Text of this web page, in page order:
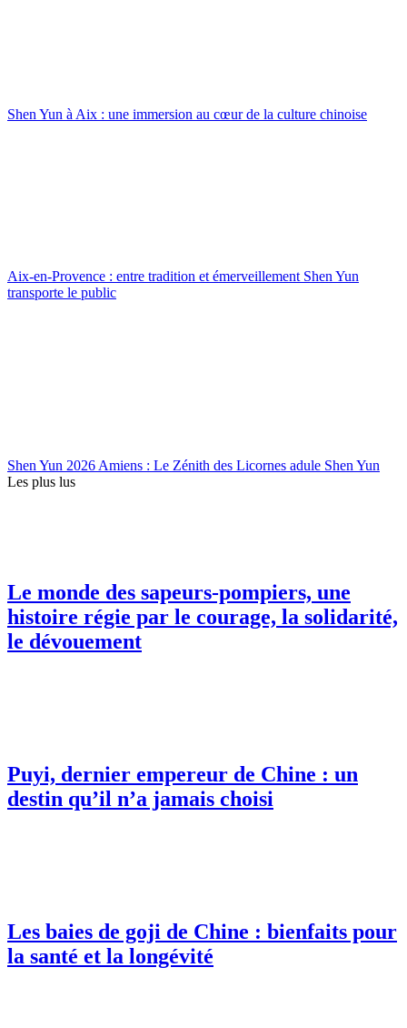
Shen Yun à Aix : une immersion au cœur de la culture chinoise
Aix-en-Provence : entre tradition et émerveillement Shen Yun
transporte le public
Shen Yun 2026 Amiens : Le Zénith des Licornes adule Shen Yun
Les plus lus
Le monde des sapeurs-pompiers, une
histoire régie par le courage, la solidarité,
le dévouement
Puyi, dernier empereur de Chine : un
destin qu’il n’a jamais choisi
Les baies de goji de Chine : bienfaits pour
la santé et la longévité